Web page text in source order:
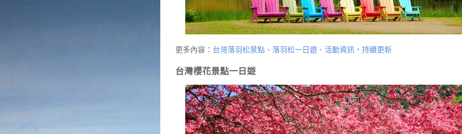
更多內容： 台灣落羽松景點、落羽松一日遊、活動資訊，持續更新
台灣櫻花景點一日遊